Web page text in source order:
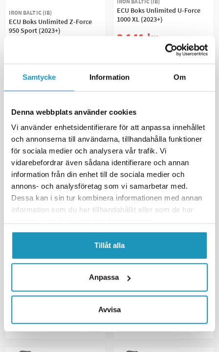
Samtycke Information Om
Denna webbplats använder cookies
Vi använder enhetsidentifierare för att anpassa innehållet
och annonserna till användarna, tillhandahålla funktioner
för sociala medier och analysera vår trafik. Vi
vidarebefordrar även sådana identifierare och annan
information från din enhet till de sociala medier och
annons- och analysföretag som vi samarbetar med.
Dessa kan i sin tur kombinera informationen med annan
information som du har tillhandahållit eller som de har
Tillåt alla
Anpassa
Avvisa
IRON BALTIC (IB)
ECU Boks Unlimited Z-Force
950 Sport (2023+)
+ LEGG TIL I
ECU Boks Unlimited U-Force
1000 XL (2023+)
3 141 kr
+ LEGG TIL I
IRON BALTIC (IB)
6 225 kr
+ LEGG TIL I
MER INFORMASJON
IRON BALTIC (IB)
ECU Boks POWER C-Force
800/850 (-2023) G2
6 555 kr
BESTILLINGSVARE
+ LEGG TIL I
MER INFORMASJON